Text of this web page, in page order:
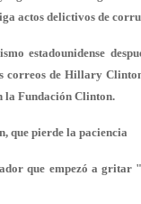
actos delictivos de
estadounidense
correos de Hillary
la Fundación Clinton.
que pierde la paciencia
que empezó a